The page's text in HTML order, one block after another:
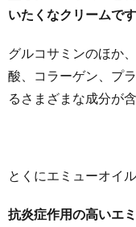
いたくなクリームです
グルコサミンのほか
酸、コラーゲン、プ
るさまざまな成分が
とくにエミューオイ
抗炎症作用の高いエ